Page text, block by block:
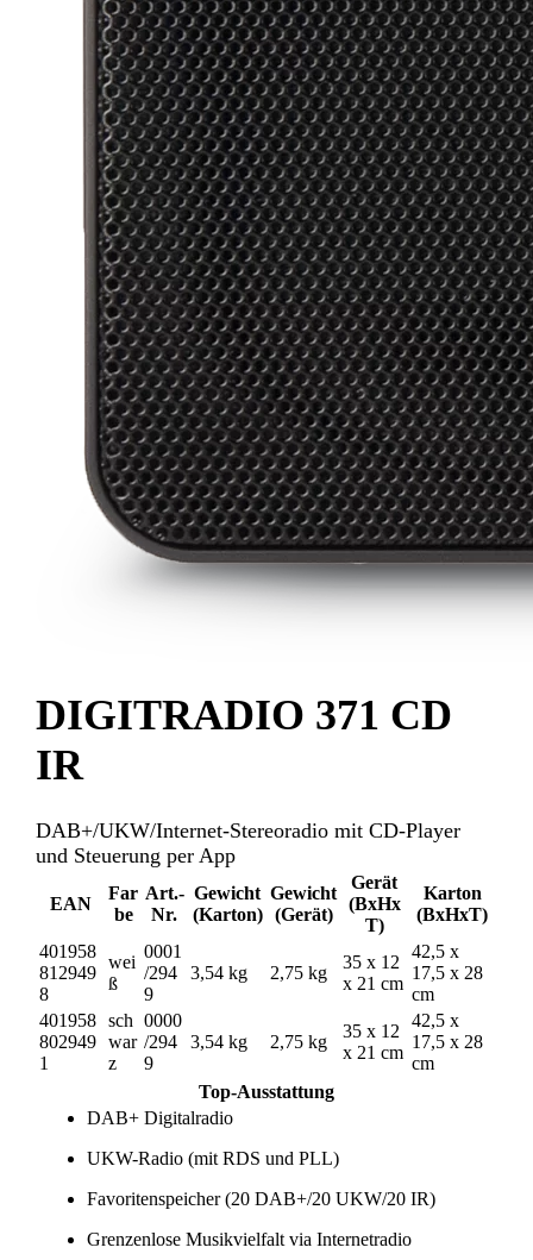
DIGITRADIO 371 CD
IR
DAB+/UKW/Internet-Stereoradio mit CD-Player
und Steuerung per App
EAN
Far
be
Art.-
Nr.
Gewicht
(Karton)
Gewicht
(Gerät)
Gerät
(BxHx
T)
Karton
(BxHxT)
401958
812949
8
wei
ß
0001
/294
9
3,54 kg 2,75 kg
35 x 12
x 21 cm
42,5 x
17,5 x 28
cm
401958
802949
1
sch
war
z
0000
/294
9
3,54 kg 2,75 kg
35 x 12
x 21 cm
42,5 x
17,5 x 28
cm
Top-Ausstattung
DAB+ Digitalradio
UKW-Radio (mit RDS und PLL)
Favoritenspeicher (20 DAB+/20 UKW/20 IR)
Grenzenlose Musikvielfalt via Internetradio